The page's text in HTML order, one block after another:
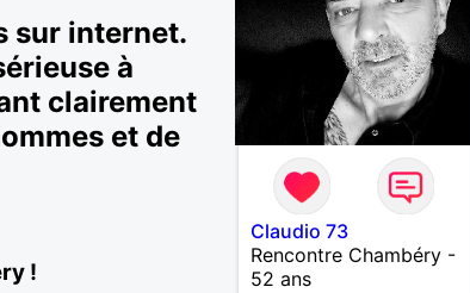
sur internet.
à
clairement
et de
!
Claudio 73
Rencontre Chambéry -
52 ans